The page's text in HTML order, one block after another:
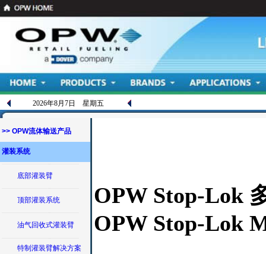
2026年8月7日 星期五
>> OPW流体输送产品
灌装系统
底部灌装臂
顶部灌装系统
油气回收式灌装臂
特制灌装臂解决方案
OPW Stop-Lok
OPW Stop-Lok